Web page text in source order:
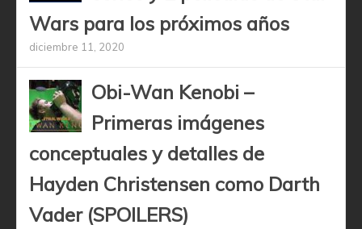
Wars para los próximos años
diciembre 11, 2020
Obi-Wan Kenobi –
Primeras imágenes
conceptuales y detalles de
Hayden Christensen como Darth
Vader (SPOILERS)